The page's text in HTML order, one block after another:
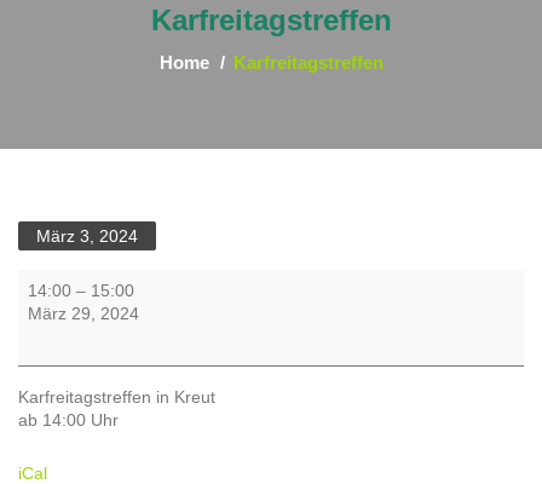
Karfreitagstreffen
Home Karfreitagstreffen
März 3, 2024
Karfreitagstreffen
14:00 – 15:00
März 29, 2024
Karfreitagstreffen in Kreut
ab 14:00 Uhr
iCal